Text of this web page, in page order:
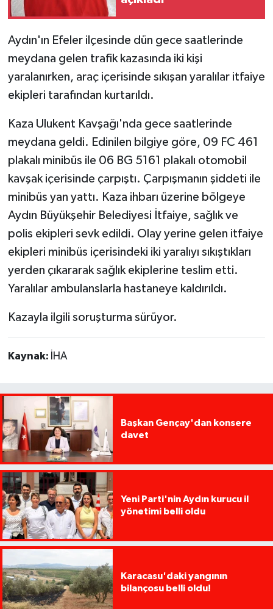
Aydın'ın Efeler ilçesinde dün gece saatlerinde
meydana gelen trafik kazasında iki kişi
yaralanırken, araç içerisinde sıkışan yaralılar itfaiye
ekipleri tarafından kurtarıldı.
Kaza Ulukent Kavşağı'nda gece saatlerinde
meydana geldi. Edinilen bilgiye göre, 09 FC 461
plakalı minibüs ile 06 BG 5161 plakalı otomobil
kavşak içerisinde çarpıştı. Çarpışmanın şiddeti ile
minibüs yan yattı. Kaza ihbarı üzerine bölgeye
Aydın Büyükşehir Belediyesi İtfaiye, sağlık ve
polis ekipleri sevk edildi. Olay yerine gelen itfaiye
ekipleri minibüs içerisindeki iki yaralıyı sıkıştıkları
yerden çıkararak sağlık ekiplerine teslim etti.
Yaralılar ambulanslarla hastaneye kaldırıldı.
Kazayla ilgili soruşturma sürüyor.
Kaynak: İHA
Başkan Gençay'dan konsere
davet
Yeni Parti'nin Aydın kurucu il
yönetimi belli oldu
Karacasu'daki yangının
bilançosu belli oldu!